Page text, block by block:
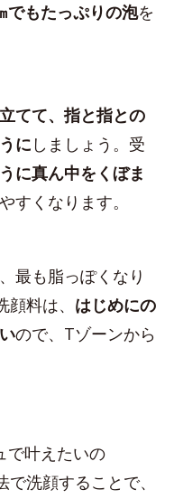
でもたっぷりの泡を
てて、指と指との
に しましょう。受
に真ん中をくぼま
すくなります。
最も脂っぽくなり
料は、 はじめにの
ので、Tゾーンから
で叶えたいの
で洗顔することで、